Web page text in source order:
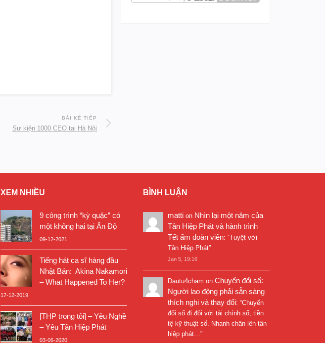
BÀI KẾ TIẾP
Sự kiện 1000 CEO tại Hà Nội
XEM NHIỀU
9 công trình “kỳ quặc” có
một không hai tại Ấn Độ
09-12-2021
Tiếng hát ca sĩ hàng đầu
Nhật Bản: Akina Nakamori
– What Happened To Her?
17-12-2019
[THP trong tôi] – Yêu Nghề
– Yêu Tân Hiệp Phát
03-06-2020
BÌNH LUẬN
matti on Nhìn lại một năm của
Tân Hiệp Phát và hành trình
Tết ấm đoàn viên: “Tuyệt vời
Tân Hiệp Phát”
Jan 5, 19:16
Dautu4cham on Chuyển đổi số:
Người lao động phải sẵn sàng
thích nghi và thay đổi: “Chuyển
đổi số đi đôi với tài chính số, tiền
tệ kỹ thuật số. Nhanh chân lên tân
hiệp phát…”